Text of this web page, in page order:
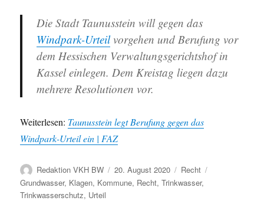
Die Stadt Taunusstein will gegen das
Windpark-Urteilvorgehen und Berufung vor
dem Hessischen Verwaltungsgerichtshof in
Kassel einlegen. Dem Kreistag liegen dazu
mehrere Resolutionen vor.
Weiterlesen: Taunusstein legt Berufung gegen das
Windpark-Urteil ein | FAZ
Autor
Redaktion VKH BW
Veröffentlicht
am
20. August 2020 Kategorien
Recht
Grundwasser, Klagen, Kommune, Recht,Trinkwasser,
Trinkwasserschutz, Urteil